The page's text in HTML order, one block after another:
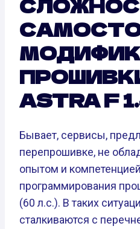
ASTRA F
Бывает, сервисы,
перепрошивке, не
опытом и
программирования
(60 л.с.). В таких
сталкиваются с